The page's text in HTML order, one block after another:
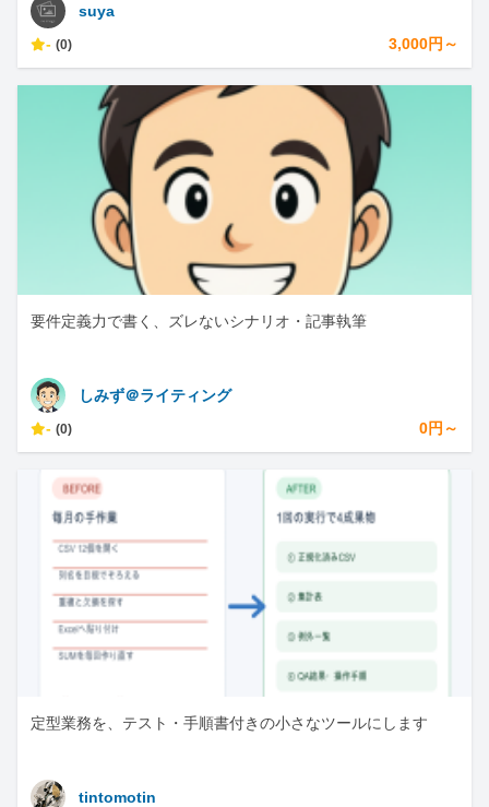
suya
- (0) 3,000円～
要件定義力で書く、ズレないシナリオ・記事執筆
しみず＠ライティング
- (0) 0円～
定型業務を、テスト・手順書付きの小さなツールにします
tintomotin